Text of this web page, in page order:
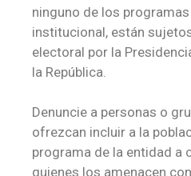
ninguno de los
institucional, están
electoral por la
la República.
Denuncie a personas o
ofrezcan incluir a la
programa de la entidad a
quienes los amenacen